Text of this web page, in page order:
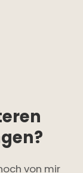
von mir